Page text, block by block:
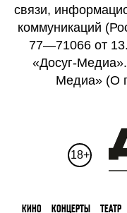
связи,
коммуникаций
77—71066 от
«Досуг-
Медиа» (О
18+
КИНО КОНЦЕРТЫ ТЕАТР